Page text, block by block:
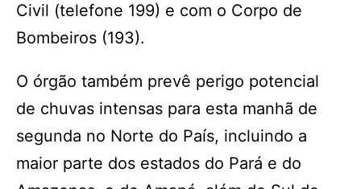
Civil (telefone 199) e com o Corpo de
Bombeiros (193).
O órgão também prevê perigo potencial
de chuvas intensas para esta manhã de
segunda no Norte do País, incluindo a
maior parte dos estados do Pará e do